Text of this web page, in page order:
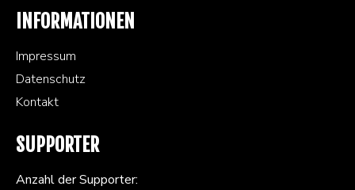
INFORMATIONEN
Impressum
Datenschutz
Kontakt
SUPPORTER
Anzahl der Supporter: